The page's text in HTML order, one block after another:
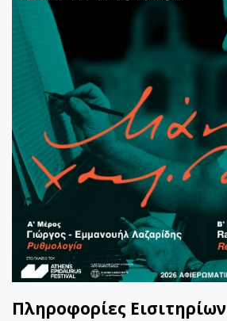
Πληροφορίες Εισιτηρίων